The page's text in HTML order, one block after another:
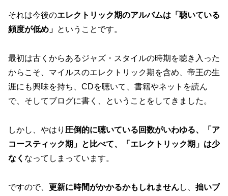
それは今後のエレクトリック期のアルバムは「聴いている
頻度が低め」 ということです。
最初は古くからあるジャズ・スタイルの時期を聴き入った
からこそ、マイルスのエレクトリック期を含め、帝王の生
涯にも興味を持ち、CDを聴いて、書籍やネットを読ん
で、そしてブログに書く、ということをしてきました。
しかし、やはり 圧倒的に聴いている回数がいわゆる、「ア
コースティック期」と比べて、「エレクトリック期」は少
なく なってしまっています。
ですので、 更新に時間がかかるかもしれませんし、 拙いブ